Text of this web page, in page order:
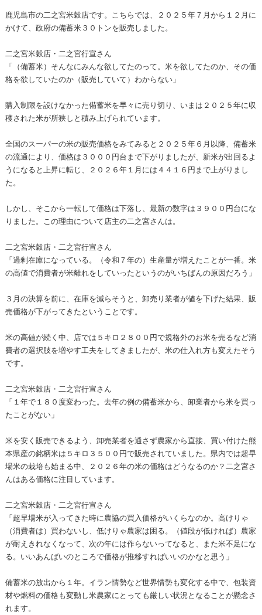
鹿児島市の二之宮米穀店です。こちらでは、２０２５年７月から１２月に
かけて、政府の備蓄米３０トンを販売しました。
二之宮米穀店・二之宮行宣さん
「（備蓄米）そんなにみんな欲してたのって。米を欲してたのか、その価
格を欲していたのか（販売していて）わからない」
購入制限を設けなかった備蓄米を早々に売り切り、いまは２０２５年に収
穫された米が所狭しと積み上げられています。
全国のスーパーの米の販売価格をみてみると２０２５年６月以降、備蓄米
の流通により、価格は３０００円台まで下がりましたが、新米が出回るよ
うになると上昇に転じ、２０２６年１月には４４１６円まで上がりまし
た。
しかし、そこから一転して価格は下落し、最新の数字は３９００円台にな
りました。この理由について店主の二之宮さんは。
二之宮米穀店・二之宮行宣さん
「過剰在庫になっている。（令和７年の）生産量が増えたことが一番。米
の高値で消費者が米離れをしていったというのがいちばんの原因だろう」
３月の決算を前に、在庫を減らそうと、卸売り業者が値を下げた結果、販
売価格が下がってきたということです。
米の高値が続く中、店では５キロ２８００円で規格外のお米を売るなど消
費者の選択肢を増やす工夫をしてきましたが、米の仕入れ方も変えたそう
です。
二之宮米穀店・二之宮行宣さん
「１年で１８０度変わった。去年の例の備蓄米から、卸業者から米を買っ
たことがない」
米を安く販売できるよう、卸売業者を通さず農家から直接、買い付けた熊
本県産の銘柄米は５キロ３５００円で販売されていました。県内では超早
場米の栽培も始まる中、２０２６年の米の価格はどうなるのか？二之宮さ
んはある価格に注目しています。
二之宮米穀店・二之宮行宣さん
「超早場米が入ってきた時に農協の買入価格がいくらなのか。高けりゃ
（消費者は）買わないし、低けりゃ農家は困る。（値段が低ければ）農家
が耐えきれなくなって、次の年には作らないってなると、また米不足にな
る。いいあんばいのところで価格が推移すればいいのかなと思う」
備蓄米の放出から１年。イラン情勢など世界情勢も変化する中で、包装資
材や燃料の価格も変動し米農家にとっても厳しい状況となることが懸念さ
れます。